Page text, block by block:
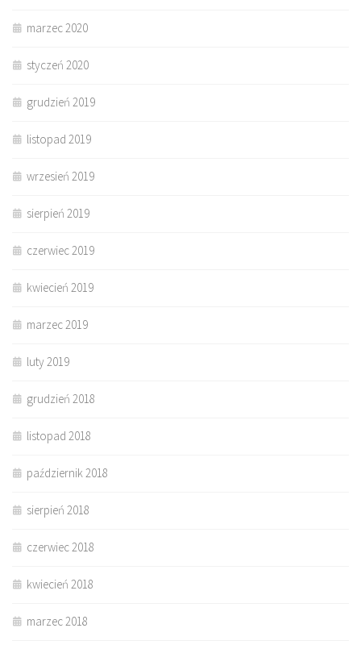
marzec 2020
styczeń 2020
grudzień 2019
listopad 2019
wrzesień 2019
sierpień 2019
czerwiec 2019
kwiecień 2019
marzec 2019
luty 2019
grudzień 2018
listopad 2018
październik 2018
sierpień 2018
czerwiec 2018
kwiecień 2018
marzec 2018